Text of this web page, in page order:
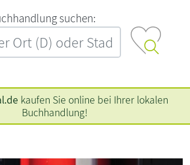
‍s‍u‍c‍h‍e‍n‍:‍
kaufen Sie online bei Ihrer lokalen
Buchhandlung!